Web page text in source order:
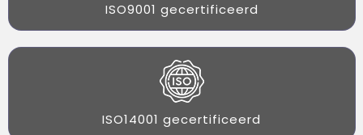
ISO9001 gecertificeerd
ISO14001 gecertificeerd